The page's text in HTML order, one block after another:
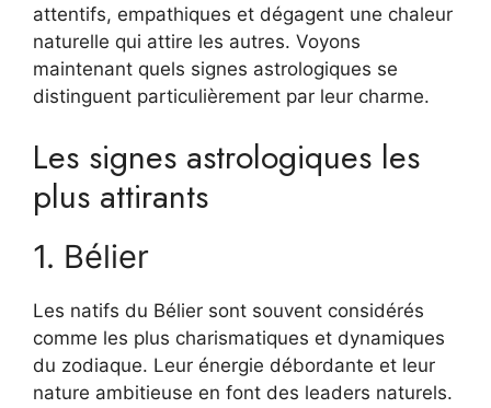
attentifs, empathiques et dégagent une chaleur
naturelle qui attire les autres. Voyons
maintenant quels signes astrologiques se
distinguent particulièrement par leur charme.
Les signes astrologiques les
plus attirants
1. Bélier
Les natifs du Bélier sont souvent considérés
comme les plus charismatiques et dynamiques
du zodiaque. Leur énergie débordante et leur
nature ambitieuse en font des leaders naturels.